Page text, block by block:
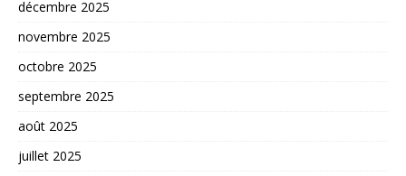
décembre 2025
novembre 2025
octobre 2025
septembre 2025
août 2025
juillet 2025